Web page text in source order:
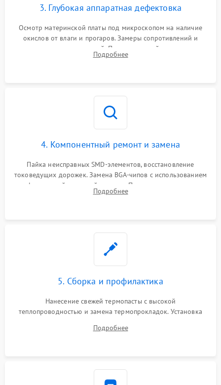
3. Глубокая аппаратная дефектовка
Осмотр материнской платы под микроскопом на наличие
окислов от влаги и прогаров. Замеры сопротивлений и
дежурных напряжений. Проверка цепей питания,
мультиконтроллера, процессора и видеочипа.
Подробнее
4. Компонентный ремонт и замена
Пайка неисправных SMD-элементов, восстановление
токоведущих дорожек. Замена BGA-чипов с использованием
инфракрасной паяльной станции. Прошивка микросхемы
BIOS или замена поврежденных портов USB
Подробнее
5. Сборка и профилактика
Нанесение свежей термопасты с высокой
теплопроводностью и замена термопрокладок. Установка
шлейфов, модулей памяти и накопителей. Предварительная
Подробнее